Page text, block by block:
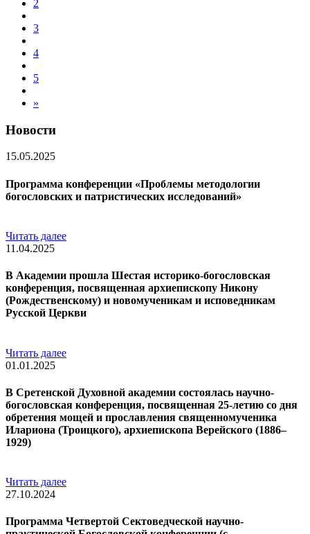
2
3
4
5
»
Новости
15.05.2025
Программа конференции «Проблемы методологии
богословских и патристических исследований»
Читать далее
11.04.2025
В Академии прошла Шестая историко-богословская
конференция, посвященная архиепископу Никону
(Рождественскому) и новомученикам и исповедникам
Русской Церкви
Читать далее
01.01.2025
В Сретенской Духовной академии состоялась научно-
богословская конференция, посвященная 25-летию со дня
обретения мощей и прославления священномученика
Илариона (Троицкого), архиепископа Верейского (1886–
1929)
Читать далее
27.10.2024
Программа Четвертой Сектоведческой научно-